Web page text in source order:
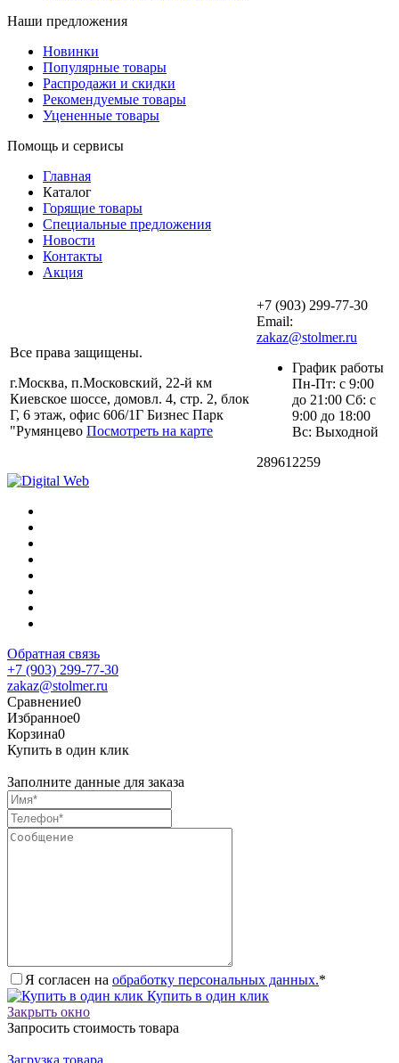
Наши предложения
Новинки
Популярные товары
Распродажи и скидки
Рекомендуемые товары
Уцененные товары
Помощь и сервисы
Главная
Каталог
Горящие товары
Специальные предложения
Новости
Контакты
Акция
Все права защищены.
г.Москва, п.Московский, 22-й км
Киевское шоссе, домовл. 4, стр. 2, блок
Г, 6 этаж, офис 606/1Г Бизнес Парк
"Румянцево Посмотреть на карте
+7 (903) 299-77-30
Email:
zakaz@stolmer.ru
График работы
Пн-Пт: с 9:00
до 21:00 Сб: с
9:00 до 18:00
Вс: Выходной
289612259
Обратная связь
+7 (903) 299-77-30
zakaz@stolmer.ru
Сравнение0
Избранное0
Корзина0
Купить в один клик
Заполните данные для заказа
Я согласен на обработку персональных данных.*
Купить в один клик
Закрыть окно
Запросить стоимость товара